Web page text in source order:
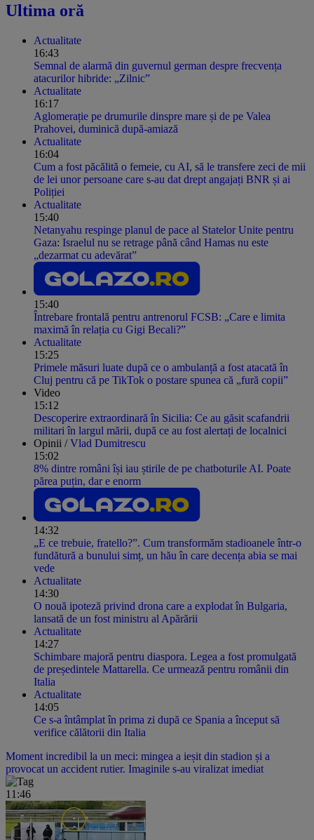
Ultima oră
Actualitate
16:43
Semnal de alarmă din guvernul german despre frecvența
atacurilor hibride: „Zilnic”
Actualitate
16:17
Aglomerație pe drumurile dinspre mare și de pe Valea
Prahovei, duminică după-amiază
Actualitate
16:04
Cum a fost păcălită o femeie, cu AI, să le transfere zeci de mii
de lei unor persoane care s-au dat drept angajați BNR și ai
Poliției
Actualitate
15:40
Netanyahu respinge planul de pace al Statelor Unite pentru
Gaza: Israelul nu se retrage până când Hamas nu este
„dezarmat cu adevărat”
15:40
Întrebare frontală pentru antrenorul FCSB: „Care e limita
maximă în relația cu Gigi Becali?”
Actualitate
15:25
Primele măsuri luate după ce o ambulanță a fost atacată în
Cluj pentru că pe TikTok o postare spunea că „fură copii”
Video
15:12
Descoperire extraordinară în Sicilia: Ce au găsit scafandrii
militari în largul mării, după ce au fost alertați de localnici
Opinii /Vlad Dumitrescu
15:02
8% dintre români își iau știrile de pe chatboturile AI. Poate
părea puțin, dar e enorm
14:32
„E ce trebuie, fratello?”. Cum transformăm stadioanele într-o
fundătură a bunului simț, un hău în care decența abia se mai
vede
Actualitate
14:30
O nouă ipoteză privind drona care a explodat în Bulgaria,
lansată de un fost ministru al Apărării
Actualitate
14:27
Schimbare majoră pentru diaspora. Legea a fost promulgată
de președintele Mattarella. Ce urmează pentru românii din
Italia
Actualitate
14:05
Ce s-a întâmplat în prima zi după ce Spania a început să
verifice călătorii din Italia
Moment incredibil la un meci: mingea a ieșit din stadion și a
provocat un accident rutier. Imaginile s-au viralizat imediat
11:46